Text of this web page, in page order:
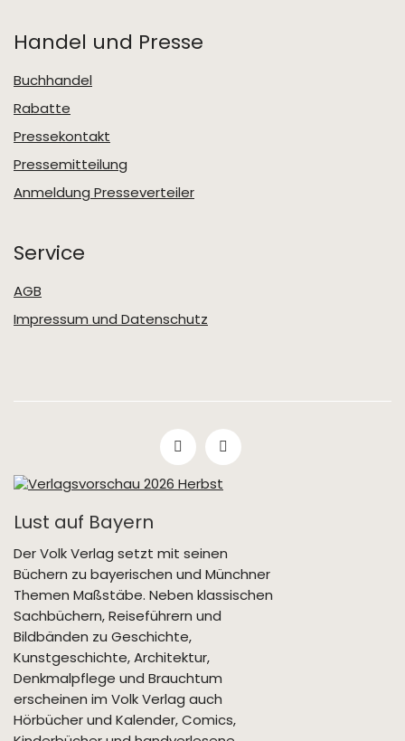
Handel und Presse
Buchhandel
Rabatte
Pressekontakt
Pressemitteilung
Anmeldung Presseverteiler
Service
AGB
Impressum und Datenschutz
Lust auf Bayern
Der Volk Verlag setzt mit seinen
Büchern zu bayerischen und Münchner
Themen Maßstäbe. Neben klassischen
Sachbüchern, Reiseführern und
Bildbänden zu Geschichte,
Kunstgeschichte, Architektur,
Denkmalpflege und Brauchtum
erscheinen im Volk Verlag auch
Hörbücher und Kalender, Comics,